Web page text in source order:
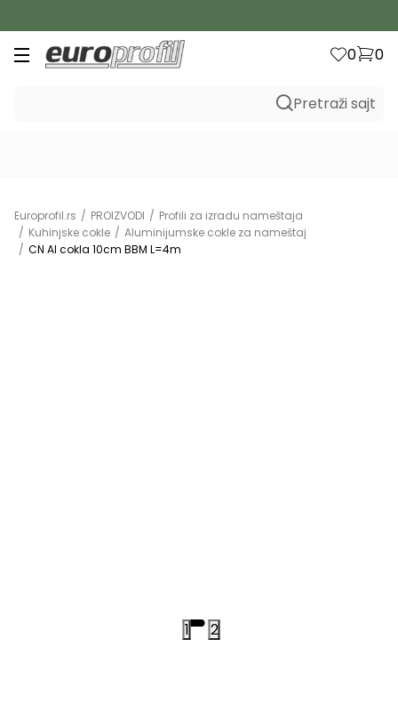
Pretraži sajt
0 0
Europrofil.rs PROIZVODI
Profili za izradu nameštaja
Kuhinjske cokle
Aluminijumske cokle za nameštaj
CN Al cokla 10cm BBM L=4m
1 2